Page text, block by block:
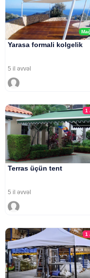
Yarasa formali kolgelik
5 il əvvəl
1
Terras üçün tent
5 il əvvəl
1